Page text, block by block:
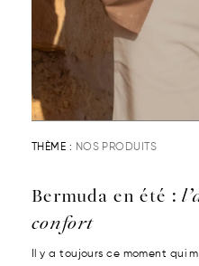
THÈME : NOS PRODUITS
Bermuda en été :
confort
Il y a toujours ce moment qui